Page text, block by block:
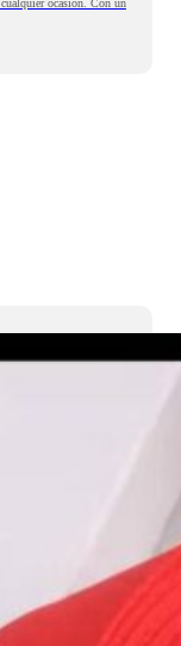
ocasión. Con un